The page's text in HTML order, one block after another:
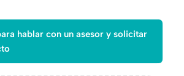
hablar con un asesor y solicitar